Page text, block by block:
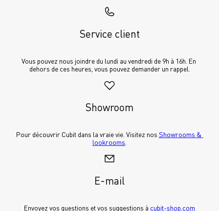
Service client
Vous pouvez nous joindre du lundi au vendredi de 9h à 16h. En
dehors de ces heures, vous pouvez demander un rappel.
Showroom
Pour découvrir Cubit dans la vraie vie. Visitez nos Showrooms &
lookrooms
E-mail
Envoyez vos questions et vos suggestions à cubit-shop.com